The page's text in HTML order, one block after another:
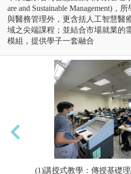
are and Sustainable Management)
與醫務管理外，更含括人工智慧醫
域之尖端課程；並結合市場就業的
模組，提供學子一套融合
(2)問題導向學習：針對真實案例
(1)講授式教學：傳授基礎